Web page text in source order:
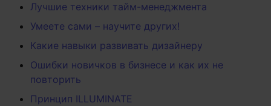
Лучшие техники тайм-менеджмента
Умеете сами – научите других!
Какие навыки развивать дизайнеру
Ошибки новичков в бизнесе и как их не
повторить
Принцип ILLUMINATE